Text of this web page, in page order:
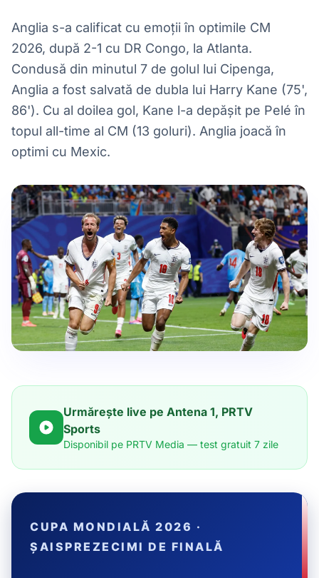
Anglia s-a calificat cu emoții în optimile CM
2026, după 2-1 cu DR Congo, la Atlanta.
Condusă din minutul 7 de golul lui Cipenga,
Anglia a fost salvată de dubla lui Harry Kane (75',
86'). Cu al doilea gol, Kane l-a depășit pe Pelé în
topul all-time al CM (13 goluri). Anglia joacă în
optimi cu Mexic.
Urmărește live pe Antena 1, PRTV
Sports
Disponibil pe PRTV Media — test gratuit 7 zile
CUPA MONDIALĂ 2026 ·
ȘAISPREZECIMI DE FINALĂ